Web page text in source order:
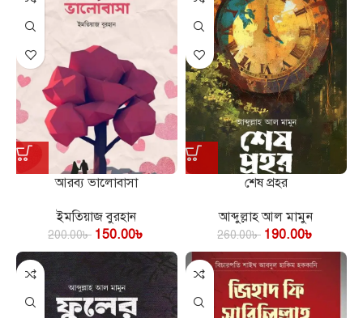
আরব্য ভালোবাসা
ইমতিয়াজ বুরহান
200.00৳ 150.00৳
শেষ প্রহর
আব্দুল্লাহ আল মামুন
260.00৳ 190.00৳